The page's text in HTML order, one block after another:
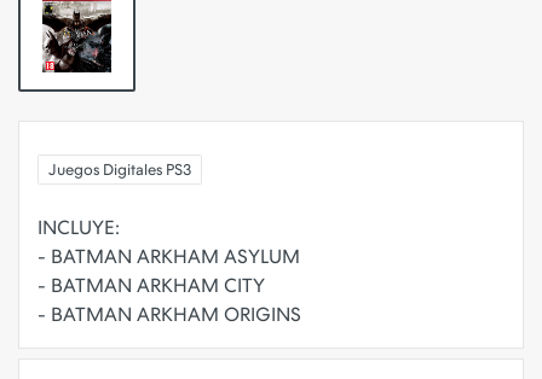
Juegos Digitales PS3
INCLUYE:
- BATMAN ARKHAM ASYLUM
- BATMAN ARKHAM CITY